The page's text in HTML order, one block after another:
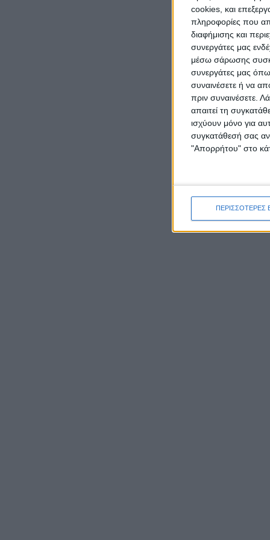
cookies, και
πληροφορίες που
διαφήμισης και
συνεργάτες μας
μέσω σάρωσης
συνεργάτες μας
συναινέσετε ή να
πριν συναινέσετε.
απαιτεί τη
ισχύουν μόνο για
συγκατάθεσή σας
"Απορρήτου" στο
ΠΕΡΙΣΣΟΤΕΡΕΣ